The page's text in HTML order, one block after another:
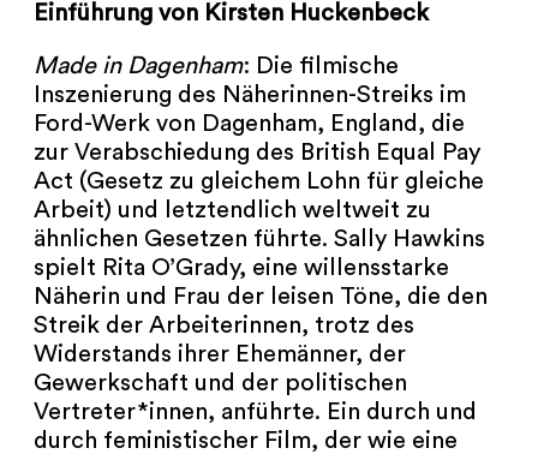
IMPRESSUM
ARCHIV
de en COOKIES
Einführung von Kirsten Huckenbeck
Made in Dagenham: Die filmische
Inszenierung des Näherinnen-Streiks im
Ford-Werk von Dagenham, England, die
zur Verabschiedung des British Equal Pay
Act (Gesetz zu gleichem Lohn für gleiche
Arbeit) und letztendlich weltweit zu
ähnlichen Gesetzen führte. Sally Hawkins
spielt Rita O’Grady, eine willensstarke
Näherin und Frau der leisen Töne, die den
Streik der Arbeiterinnen, trotz des
Widerstands ihrer Ehemänner, der
Gewerkschaft und der politischen
Vertreter*innen, anführte. Ein durch und
durch feministischer Film, der wie eine